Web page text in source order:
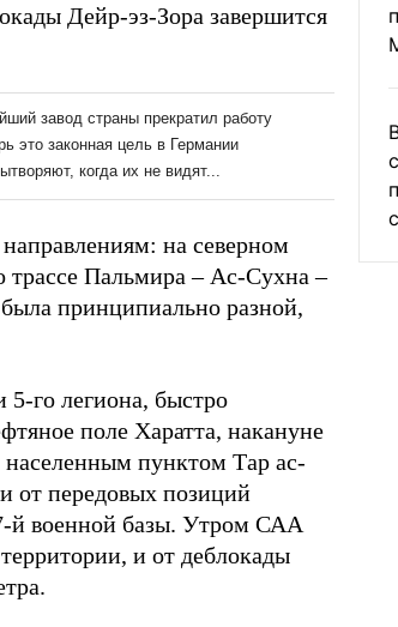
Дейр-эз-Зора завершится
на северном
Пальмира – Ас-Сухна –
принципиально разной,
5-го легиона, быстро
поле Харатта, накануне
пунктом Тар ас-
от передовых позиций
й военной базы. Утром САА
и от деблокады